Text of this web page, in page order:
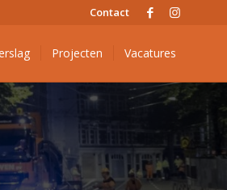
Contact
Projecten Vacatures